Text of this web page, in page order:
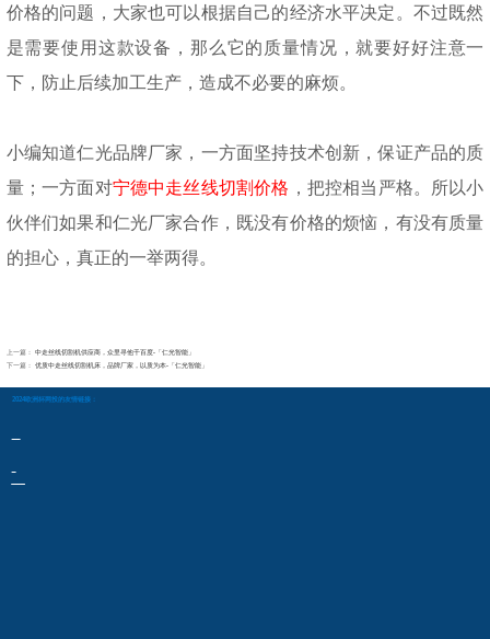
价格的问题 ，大家也可以根据自己的经济水平决定 。 不过既然
是需要使用这款设备，那么它的质量情况，就要好好注意一
下，防止后续加工生产，造成不必要的麻烦。
小编知道仁光品牌厂家，一方面坚持技术创新，保证产品的质
量；一方面对宁德中走丝线切割价格 ，把控相当严格。所以小
伙伴们如果和仁光厂家合作，既没有价格的烦恼，有没有质量
的担心，真正的一举两得。
上一篇： 中走丝线切割机供应商，众里寻他千百度-「仁光智能」
下一篇： 优质中走丝线切割机床，品牌厂家，以质为本-「仁光智能」
2024欧洲杯网投的友情链接：